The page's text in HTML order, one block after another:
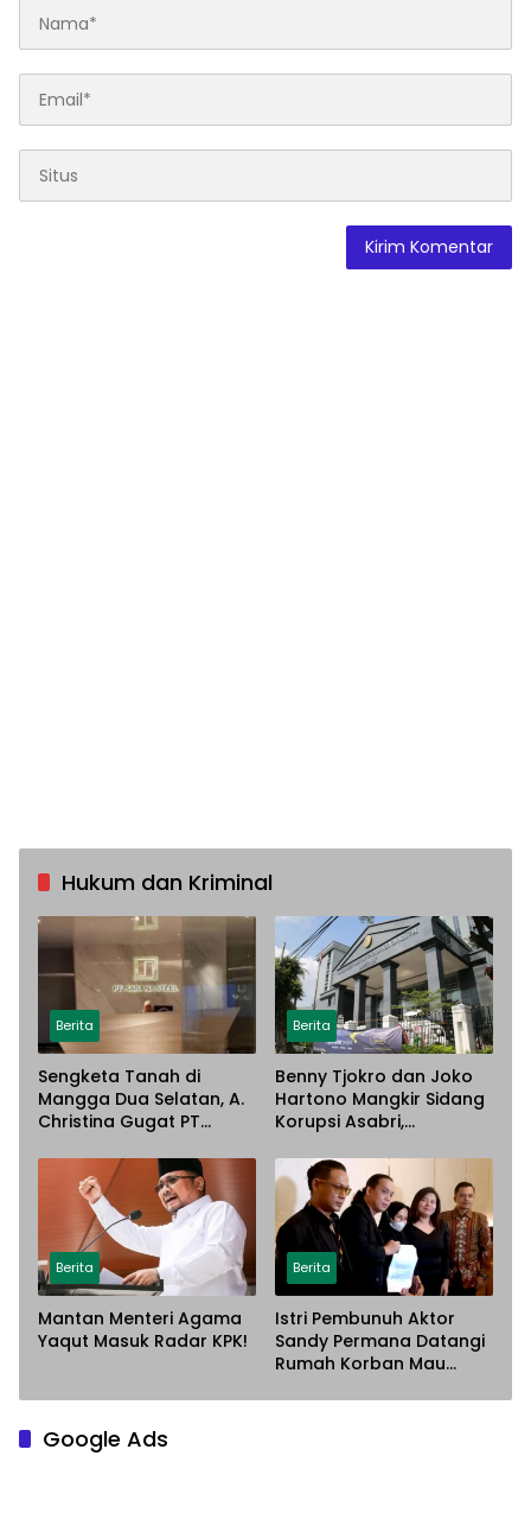
Hukum dan Kriminal
Berita
Sengketa Tanah di
Mangga Dua Selatan, A.
Christina Gugat PT
Dugaan Penyerobotan
Lahan
Berita
Benny Tjokro dan Joko
Hartono Mangkir Sidang
Korupsi Asabri,
Paksa
Berita
Mantan Menteri Agama
Yaqut Masuk Radar KPK!
Berita
Istri Pembunuh Aktor
Sandy Permana Datangi
Rumah Korban Mau
Google Ads